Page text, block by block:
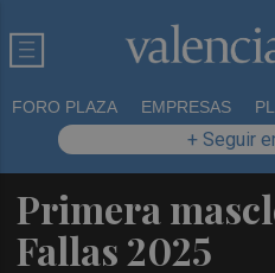
FORO PLAZA EMPRESAS
+ Seguir
Primera
Fallas 2025